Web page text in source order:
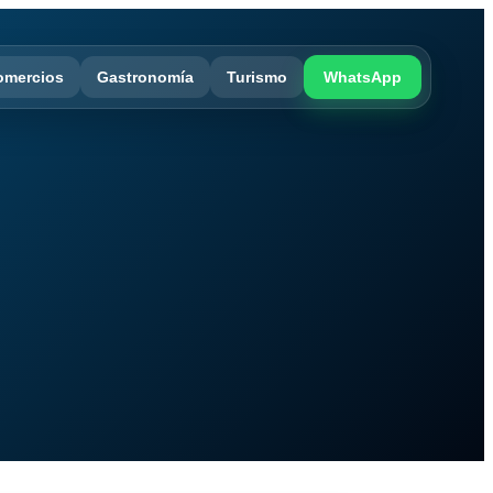
Gastronomía Turismo WhatsApp